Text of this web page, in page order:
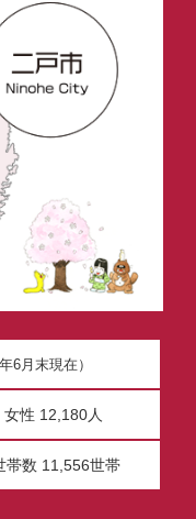
6月末現在）
女性 12,180人
帯数 11,556世帯